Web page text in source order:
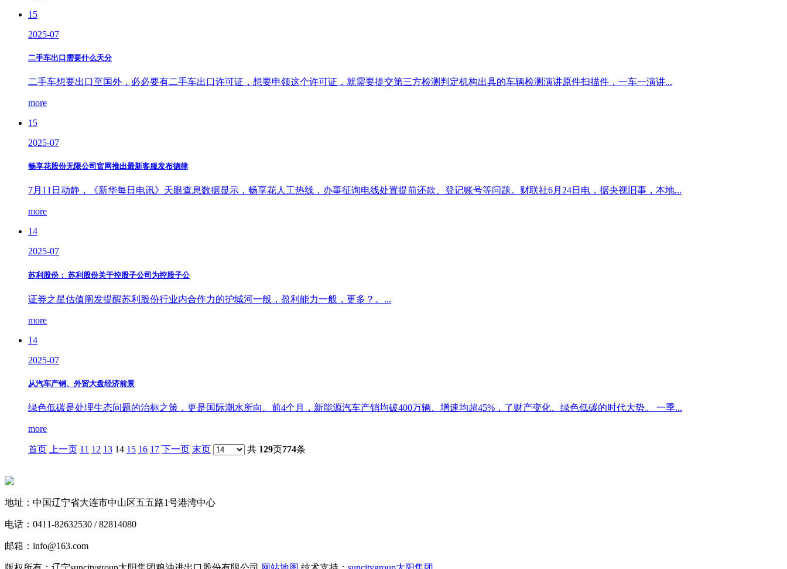
15
2025-07
二手车出口需要什么天分
二手车想要出口至国外，必必要有二手车出口许可证，想要申领这个许可证，就需要提交第三方检测判定机构出具的车辆检测演讲原件扫描件，一车一演讲...
more
15
2025-07
畅享花股份无限公司官网推出最新客服发布德律
7月11日动静，《新华每日电讯》天眼查息数据显示，畅享花人工热线，办事征询电线处置提前还款、登记账号等问题。财联社6月24日电，据央视旧事，本地...
more
14
2025-07
苏利股份： 苏利股份关于控股子公司为控股子公
证券之星估值阐发提醒苏利股份行业内合作力的护城河一般，盈利能力一般，更多？。...
more
14
2025-07
从汽车产销、外贸大盘经济前景
绿色低碳是处理生态问题的治标之策，更是国际潮水所向。前4个月，新能源汽车产销均破400万辆、增速均超45%，了财产变化、绿色低碳的时代大势。 一季...
more
首页 上一页 11 12 13 14 15 16 17 下一页 末页 共 129页774条
地址：中国辽宁省大连市中山区五五路1号港湾中心
电话：0411-82632530 / 82814080
邮箱：info@163.com